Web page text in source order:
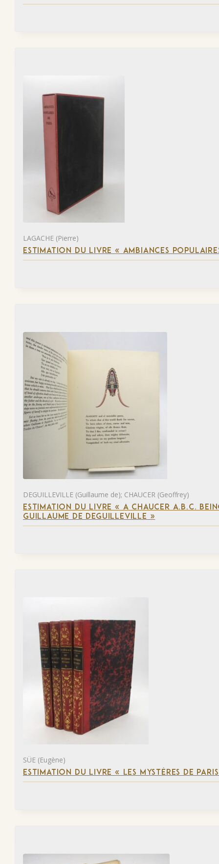
LAGACHE (Pierre)
ESTIMATION DU LIVRE « AMBIANCES
DEGUILLEVILLE (Guillaume de); CHAUCER (Geoffrey)
ESTIMATION DU LIVRE « A CHAUCER A.B.C.
GUILLAUME DE DEGUILLEVILLE »
SÜE (Eugène)
ESTIMATION DU LIVRE « LES MYSTÈRES DE